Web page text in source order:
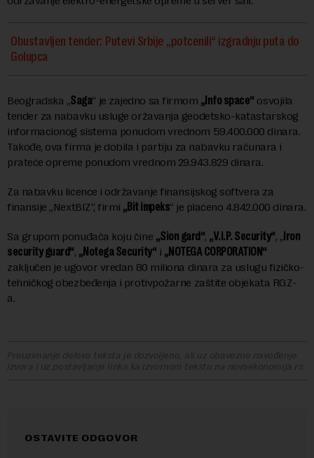
Obustavljen tender: Putevi Srbije „potcenili“ izgradnju puta do
Golupca
Beogradska „Saga“ je zajedno sa firmom „Info space“ osvojila
tender za nabavku usluge oržavanja geodetsko-katastarskog
informacionog sistema ponudom vrednom 59.400.000 dinara.
Takođe, ova firma je dobila i partiju za nabavku računara i
prateće opreme ponudom vrednom 29.943.829 dinara.
Za nabavku licence i održavanje finansijskog softvera za
finansije „NextBIZ“, firmi „Bit impeks“ je plaćeno 4.842.000 dinara.
Sa grupom ponuđača koju čine „Sion gard“, „V.I.P. Security“, „ Iron
security guard“, „Notega Security“ i „NOTEGA CORPORATION“
zaključen je ugovor vredan 80 miliona dinara za uslugu fizičko-
tehničkog obezbeđenja i protivpožarne zaštite objekata RGZ-
a.
Preuzimanje delova teksta je dozvoljeno, ali uz obavezno navođenje
izvora i uz postavljanje linka ka izvornom tekstu na novaekonomija.rs
OSTAVITE ODGOVOR